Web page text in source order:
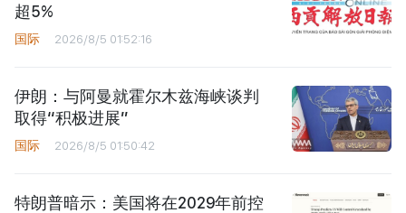
超5%
国际 2026/8/5 01:52:16
伊朗：与阿曼就霍尔木兹海峡谈判
取得“积极进展”
国际 2026/8/5 01:50:42
特朗普暗示：美国将在2029年前控